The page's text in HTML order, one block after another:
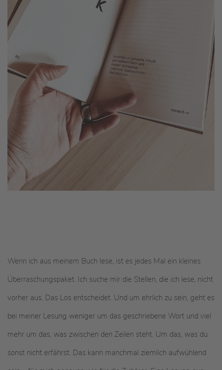
Wenn ich aus meinem Buch lese, ist es jedes Mal ein kleines
Überraschungspaket. Ich suche mir die Stellen, die ich lese, nicht
vorher aus. Das Los entscheidet. Und um ehrlich zu sein, geht es
bei meiner Lesung weniger um das geschriebene Wort und viel
mehr um das, was zwischen den Zeilen steht. Um das, was du
sonst nicht erfährst. Das kann manchmal ziemlich aufwühlend